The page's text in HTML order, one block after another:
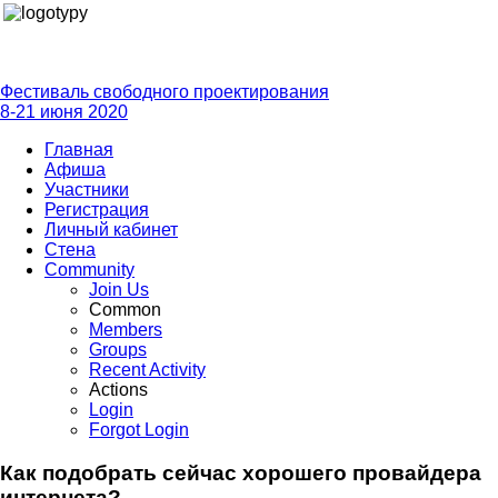
Фестиваль свободного проектирования
8-21 июня 2020
Главная
Афиша
Участники
Регистрация
Личный кабинет
Стена
Community
Join Us
Common
Members
Groups
Recent Activity
Actions
Login
Forgot Login
Как подобрать сейчас хорошего провайдера